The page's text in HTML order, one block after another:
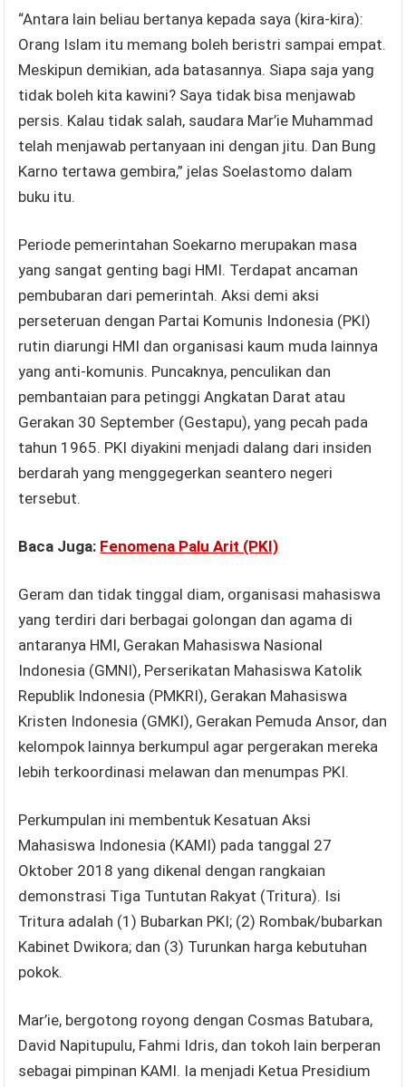
“Antara lain beliau bertanya kepada saya (kira-kira):
Orang Islam itu memang boleh beristri sampai empat.
Meskipun demikian, ada batasannya. Siapa saja yang
tidak boleh kita kawini? Saya tidak bisa menjawab
persis. Kalau tidak salah, saudara Mar’ie Muhammad
telah menjawab pertanyaan ini dengan jitu. Dan Bung
Karno tertawa gembira,” jelas Soelastomo dalam
buku itu.
Periode pemerintahan Soekarno merupakan masa
yang sangat genting bagi HMI. Terdapat ancaman
pembubaran dari pemerintah. Aksi demi aksi
perseteruan dengan Partai Komunis Indonesia (PKI)
rutin diarungi HMI dan organisasi kaum muda lainnya
yang anti-komunis. Puncaknya, penculikan dan
pembantaian para petinggi Angkatan Darat atau
Gerakan 30 September (Gestapu), yang pecah pada
tahun 1965. PKI diyakini menjadi dalang dari insiden
berdarah yang menggegerkan seantero negeri
tersebut.
Baca Juga: Fenomena Palu Arit (PKI)
Geram dan tidak tinggal diam, organisasi mahasiswa
yang terdiri dari berbagai golongan dan agama di
antaranya HMI, Gerakan Mahasiswa Nasional
Indonesia (GMNI), Perserikatan Mahasiswa Katolik
Republik Indonesia (PMKRI), Gerakan Mahasiswa
Kristen Indonesia (GMKI), Gerakan Pemuda Ansor, dan
kelompok lainnya berkumpul agar pergerakan mereka
lebih terkoordinasi melawan dan menumpas PKI.
Perkumpulan ini membentuk Kesatuan Aksi
Mahasiswa Indonesia (KAMI) pada tanggal 27
Oktober 2018 yang dikenal dengan rangkaian
demonstrasi Tiga Tuntutan Rakyat (Tritura). Isi
Tritura adalah (1) Bubarkan PKI; (2) Rombak/bubarkan
Kabinet Dwikora; dan (3) Turunkan harga kebutuhan
pokok.
Mar’ie, bergotong royong dengan Cosmas Batubara,
David Napitupulu, Fahmi Idris, dan tokoh lain berperan
sebagai pimpinan KAMI. Ia menjadi Ketua Presidium